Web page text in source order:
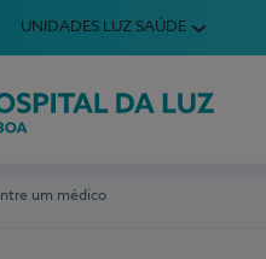
idioma
Português
Language
UNIDADES LUZ SAÚDE
Luz Lisboa
um médico